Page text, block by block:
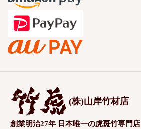
(株)山岸竹材店
創業明治27年 日本唯一の虎斑竹専門店